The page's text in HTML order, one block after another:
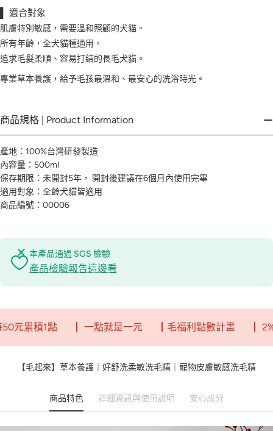
▌ 適合對象
肌膚特別敏感，需要溫和照顧的犬貓。
所有年齡，全犬貓種通用。
追求毛髮柔順、容易打結的長毛犬貓。
專業草本養護，給予毛孩最溫和、最安心的洗浴時光。
商品規格 | Product Information
產地：100%台灣研發製造
內容量：500ml
保存期限：未開封5年， 開封後建議在6個月內使用完畢
適用對象：全齡犬貓皆適用
商品編號：00006
本產品通過 SGS 檢驗
產品檢驗報告這邊看
1點 ┃ 一點就是一元 ┃毛福利點數計畫 ┃ 2%回饋無
【毛起來】草本養護｜好舒洗柔敏洗毛精｜寵物皮膚敏感洗毛精
商品特色 詳細資訊與使用說明 安心成分